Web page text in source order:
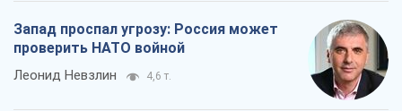
Запад проспал угрозу: Россия может
проверить НАТО войной
Леонид Невзлин 4,6 т.